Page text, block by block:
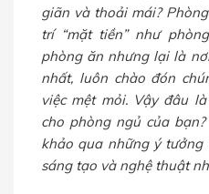
giãn và thoải mái?
trí “mặt tiền” như
phòng ăn nhưng lại là
nhất, luôn chào đón
việc mệt mỏi. Vậy đâu
cho phòng ngủ của
khảo qua những ý
sáng tạo và nghệ thuật